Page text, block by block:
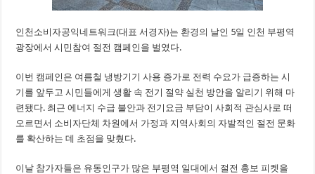
인천소비자공익네트워크(대표 서경자)는 환경의 날인 5일 인천 부평역
광장에서 시민참여 절전 캠페인을 벌였다.
이번 캠페인은 여름철 냉방기기 사용 증가로 전력 수요가 급증하는 시
기를 앞두고 시민들에게 생활 속 전기 절약 실천 방안을 알리기 위해 마
련됐다. 최근 에너지 수급 불안과 전기요금 부담이 사회적 관심사로 떠
오르면서 소비자단체 차원에서 가정과 지역사회의 자발적인 절전 문화
를 확산하는 데 초점을 맞췄다.
이날 참가자들은 유동인구가 많은 부평역 일대에서 절전 홍보 피켓을